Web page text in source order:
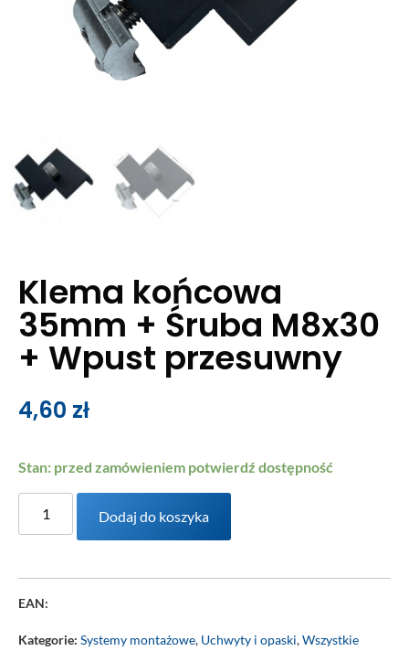
Klema końcowa
35mm + Śruba M8x30
+ Wpust przesuwny
4,60 zł
Stan: przed zamówieniem potwierdź dostępność
Dodaj do koszyka
EAN:
Kategorie: Systemy montażowe, Uchwyty i opaski,Wszystkie